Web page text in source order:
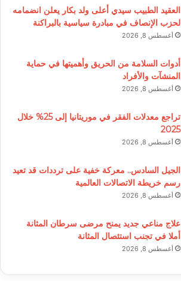
العقيد الطبيب سيدي أعلى ولد بكار يعلن انضمامه
لحزب الإنصاف في مبادرة سياسية بالبراكنة
أغسطس 8, 2026
أدوات السلامة من الحريق وأهميتها في حماية
المنشآت والأفراد
أغسطس 8, 2026
تراجع معدلات الفقر في موريتانيا إلى 25% خلال
2025
أغسطس 8, 2026
الجيل السادس.. معركة خفية على ترددات قد تعيد
رسم خريطة الاتصالات العالمية
أغسطس 8, 2026
علاج مناعي جديد يمنح مرضى سرطان المثانة
أملا في تجنب استئصال المثانة
أغسطس 8, 2026